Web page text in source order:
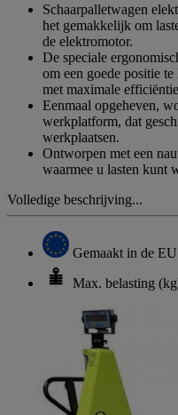
Schaarpalletwagen
het gemakkelijk om
de elektromotor.
De speciale
om een goede positie
met maximale
Eenmaal opgeheven,
werkplatform, dat
werkplaatsen.
Ontworpen met een
waarmee u lasten kunt
Volledige beschrijving...
Gemaakt in de EU
Max. belasting